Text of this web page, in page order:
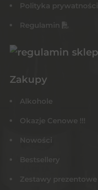
Polityka prywatności
Regulamin
Zakupy
Alkohole
Okazje Cenowe !!!
Nowości
Bestsellery
Zestawy prezentowe